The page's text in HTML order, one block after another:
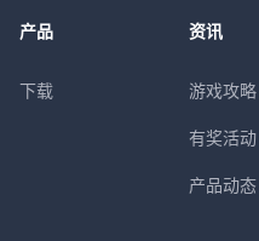
产品
下载
资讯
游戏攻略
有奖活动
产品动态